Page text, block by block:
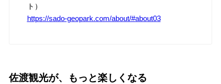
ト）
https://sado-geopark.com/about/#about03
佐渡観光が、もっと楽しくなる